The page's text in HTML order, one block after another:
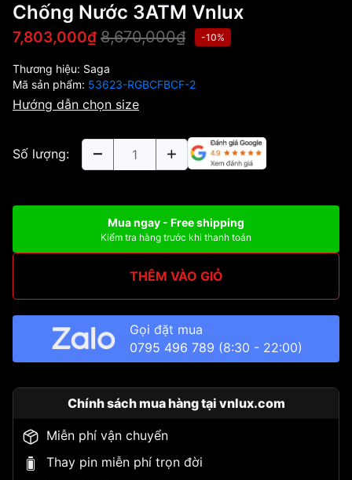
Chống Nước 3ATM Vnlux
7,803,000₫ 8,670,000₫ -10%
Thương hiệu: Saga
Mã sản phẩm: 53623-RGBCFBCF-2
Hướng dẫn chọn size
Số lượng:
Mua ngay - Free shipping
Kiểm tra hàng trước khi thanh toán
THÊM VÀO GIỎ
Gọi đặt mua
0795 496 789 (8:30 - 22:00)
Chính sách mua hàng tại vnlux.com
Miễn phí vận chuyển
Thay pin miễn phí trọn đời